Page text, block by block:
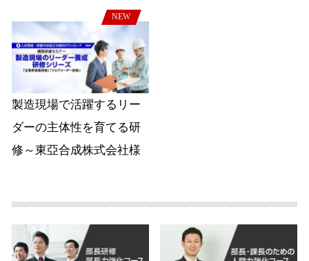
NEW
製造現場で活躍するリー
ダーの主体性を育てる研
修～東亞合成株式会社様